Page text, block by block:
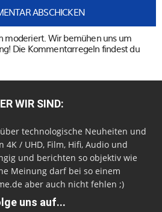
moderiert. Wir bemühen uns um
Die Kommentarregeln findest du
WIR SIND:
technologische Neuheiten und
4K / UHD, Film, Hifi, Audio und
und berichten so objektiv wie
Meinung darf bei so einem
aber auch nicht fehlen ;)
uns auf...